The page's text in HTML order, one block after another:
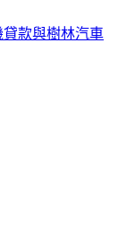
款與樹林汽車